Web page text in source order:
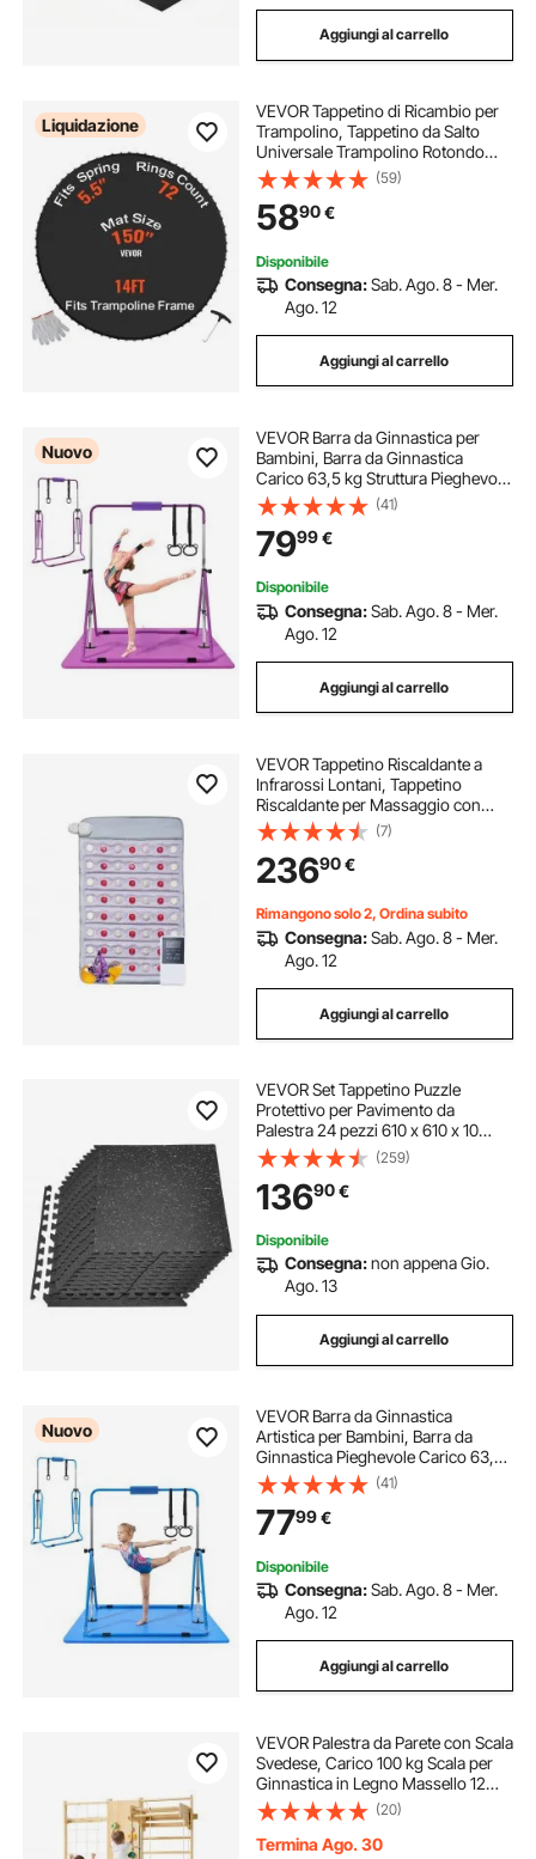
Aggiungi al carrello
Liquidazione
VEVOR Tappetino di Ricambio per
Trampolino, Tappetino da Salto
Universale Trampolino Rotondo
426 cm, Rinforza Tappetino
Resistente ai Raggi UV, con 72
Molla Anelli V, Molle 14 cm
Lunghezza
(59)
5890€
Disponibile
Consegna:Sab. Ago. 8 - Mer.
Ago. 12
Aggiungi al carrello
Nuovo
VEVOR Barra da Ginnastica per
Bambini, Barra da Ginnastica
Carico 63,5 kg Struttura Pieghevole
con Tappetino Altezza Regolabile
Allenamento Esercizio a Casa,
Acciaio al Carbonio Nylon, Colore
Viola
(41)
7999€
Disponibile
Consegna:Sab. Ago. 8 - Mer.
Ago. 12
Aggiungi al carrello
VEVOR Tappetino Riscaldante a
Infrarossi Lontani, Tappetino
Riscaldante per Massaggio con
Giada Naturale Luce Fotonica a 660
nm, Tappetino Terapeutico con
Giada Temperatura Regolabile
(7)
23690€
Rimangono solo 2, Ordina subito
Consegna:Sab. Ago. 8 - Mer.
Ago. 12
Aggiungi al carrello
VEVOR Set Tappetino Puzzle
Protettivo per Pavimento da
Palestra 24 pezzi 610 x 610 x 10
mm, Tappetini in Schiuma EVA ad
Incastro Piastrelle con Puntini Grigi
da Ginnastica Ufficio Casa
Allenamento
(259)
13690€
Disponibile
Consegna:non appena Gio.
Ago. 13
Aggiungi al carrello
Nuovo
VEVOR Barra da Ginnastica
Artistica per Bambini, Barra da
Ginnastica Pieghevole Carico 63,5
kg con Tappetino Altezza
Regolabile, Allenamento Esercizio
Esterno Interno, 1500 x 1080 x 1350
mm, Blu
(41)
7799€
Disponibile
Consegna:Sab. Ago. 8 - Mer.
Ago. 12
Aggiungi al carrello
VEVOR Palestra da Parete con Scala
Svedese, Carico 100 kg Scala per
Ginnastica in Legno Massello 12
Livelli, con Parete da Arrampicata,
Anelli da Palestra, Barra per
Trazioni, Tavola da Arrampicata
(20)
Termina Ago. 30